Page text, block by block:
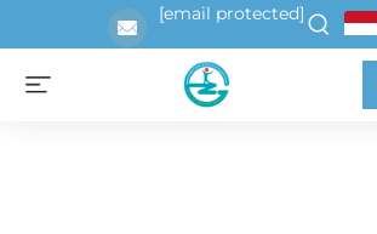
[email protected]